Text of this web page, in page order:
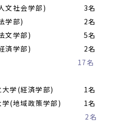
文社会学部)
3名
学部)
2名
文学部)
5名
済学部)
2名
17名
学(経済学部)
1名
学(地域政策学部)
1名
2名